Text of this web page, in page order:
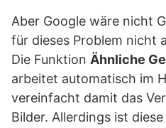
Aber Google wäre nicht
für dieses Problem nicht
Die Funktion Ähnliche
arbeitet automatisch im
vereinfacht damit das
Bilder. Allerdings ist